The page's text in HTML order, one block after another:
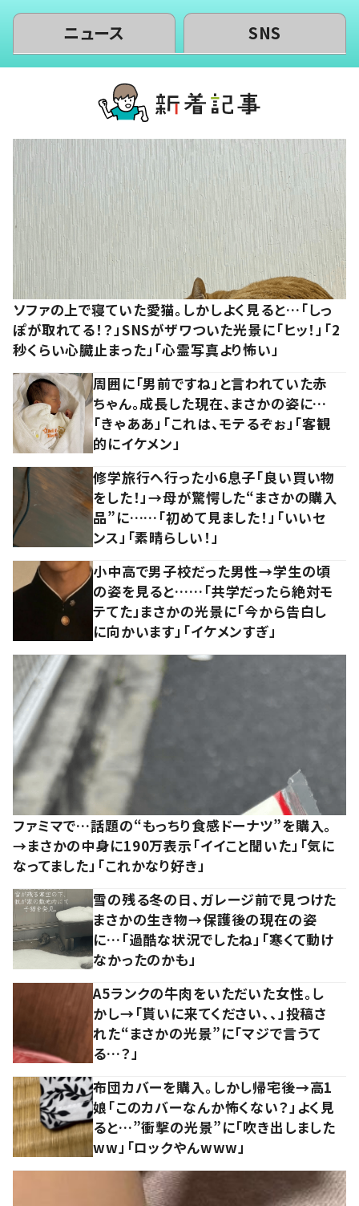
ニュース SNS
ソファの上で寝ていた愛猫。しかしよく見ると…「しっ
ぽが取れてる！？」SNSがザワついた光景に「ヒッ！」「2
秒くらい心臓止まった」「心霊写真より怖い」
周囲に「男前ですね」と言われていた赤
ちゃん。成長した現在、まさかの姿に…
「きゃああ」「これは、モテるぞぉ」「客観
的にイケメン」
修学旅行へ行った小6息子「良い買い物
をした！」→母が驚愕した“まさかの購入
品”に……「初めて見ました！」「いいセ
ンス」「素晴らしい！」
小中高で男子校だった男性→学生の頃
の姿を見ると……「共学だったら絶対モ
テてた」まさかの光景に「今から告白し
に向かいます」「イケメンすぎ」
ファミマで…話題の“もっちり食感ドーナツ”を購入。
→まさかの中身に190万表示「イイこと聞いた」「気に
なってました」「これかなり好き」
雪の残る冬の日、ガレージ前で見つけた
まさかの生き物→保護後の現在の姿
に…「過酷な状況でしたね」「寒くて動け
なかったのかも」
A5ランクの牛肉をいただいた女性。し
かし→「貰いに来てください、、」投稿さ
れた“まさかの光景”に「マジで言うて
る…？」
布団カバーを購入。しかし帰宅後→高1
娘「このカバーなんか怖くない？」よく見
ると…”衝撃の光景”に「吹き出しました
ww」「ロックやんwww」